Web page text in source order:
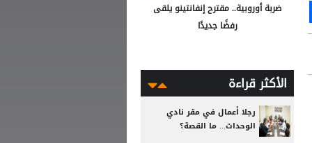
ضربة أوروبية.. مقترح إنفانتينو يلقى
رفضًا جديدًا
الأكثر قراءة
رجلا أعمال في مقر نادي
الوحدات... ما القصة؟